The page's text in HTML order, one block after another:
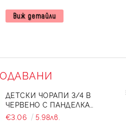
Виж детайли
ДЕТСКИ ЧОРАПИ 3/4 В
ЧЕРВЕНО С ПАНДЕЛКА
734897
€3.06 5.98лв.